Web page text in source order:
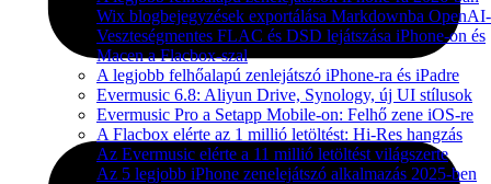
Wix blogbejegyzések exportálása Markdownba
Veszteségmentes FLAC és DSD lejátszása iPhone-on és
Macen a Flacbox-szal
A legjobb felhőalapú zenlejátszó iPhone-ra és iPadre
Evermusic 6.8: Aliyun Drive, Synology, új UI stílusok
Evermusic Pro a Setapp Mobile-on: Felhő zene iOS-re
A Flacbox elérte az 1 millió letöltést: Hi-Res hangzás
Az Evermusic elérte a 11 millió letöltést világszerte
Az 5 legjobb iPhone zenelejátszó alkalmazás 2025-ben